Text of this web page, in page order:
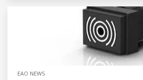
EAO NEWS